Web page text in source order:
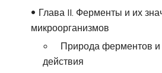
Глава II. Ферменты и их
микроорганизмов
Природа ферментов и
действия